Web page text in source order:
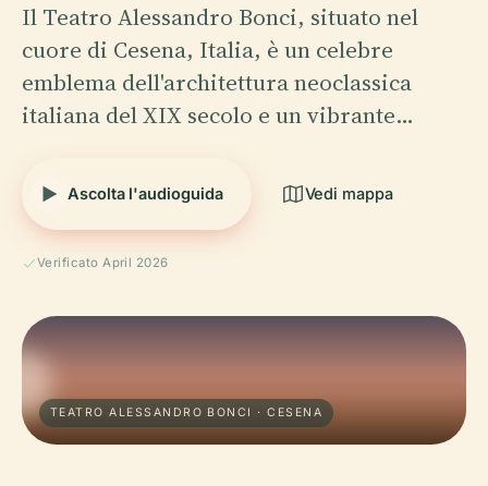
Il Teatro Alessandro Bonci, situato nel
cuore di Cesena, Italia, è un celebre
emblema dell'architettura neoclassica
italiana del XIX secolo e un vibrante…
Ascolta l'audioguida Vedi mappa
Verificato April 2026
TEATRO ALESSANDRO BONCI · CESENA